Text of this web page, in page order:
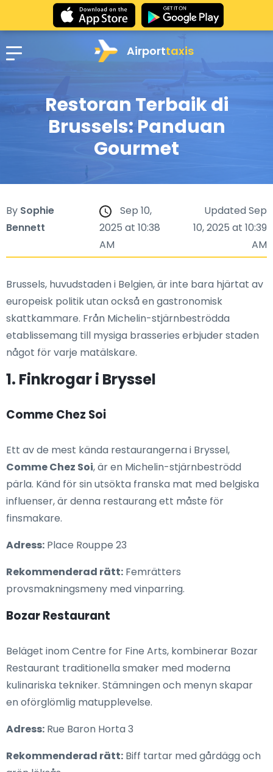
Airporttaxis
Restoran Terbaik di
Brussels: Panduan
Gourmet
By Sophie
Bennett
Sep 10,
2025 at 10:38
AM
Updated Sep
10, 2025 at 10:39
AM
Brussels, huvudstaden i Belgien, är inte bara hjärtat av
europeisk politik utan också en gastronomisk
skattkammare. Från Michelin-stjärnbeströdda
etablissemang till mysiga brasseries erbjuder staden
något för varje matälskare.
1. Finkrogar i Bryssel
Comme Chez Soi
Ett av de mest kända restaurangerna i Bryssel,
Comme Chez Soi, är en Michelin-stjärnbeströdd
pärla. Känd för sin utsökta franska mat med belgiska
influenser, är denna restaurang ett måste för
finsmakare.
Adress: Place Rouppe 23
Rekommenderad rätt: Femrätters
provsmakningsmeny med vinparring.
Bozar Restaurant
Beläget inom Centre for Fine Arts, kombinerar Bozar
Restaurant traditionella smaker med moderna
kulinariska tekniker. Stämningen och menyn skapar
en oförglömlig matupplevelse.
Adress: Rue Baron Horta 3
Rekommenderad rätt: Biff tartar med gårdägg och